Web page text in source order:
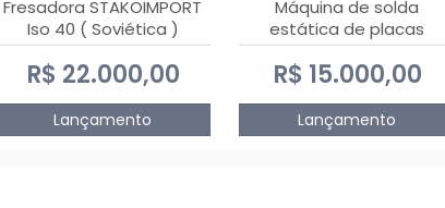
Fresadora STAKOIMPORT
Iso 40 ( Soviética )
R$ 22.000,00
Lançamento
Máquina de solda
estática de placas
eletrônicas PTH DIALSAT
R$ 15.000,00
Lançamento